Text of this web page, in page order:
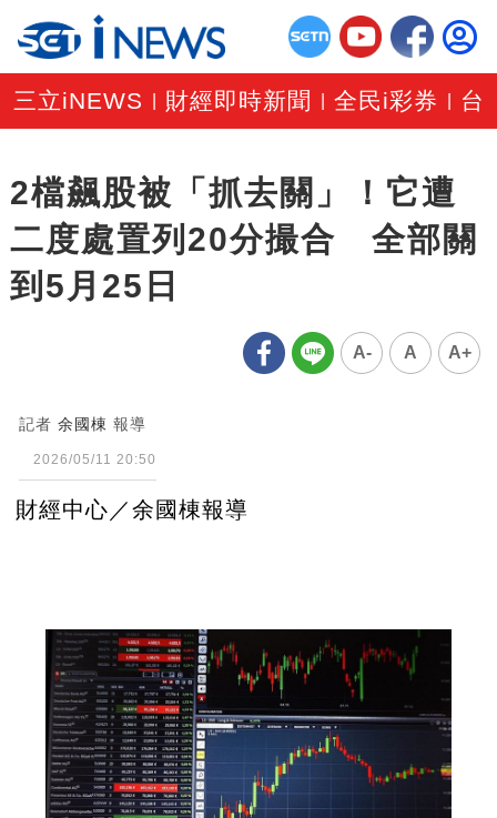
三立iNEWS 財經即時新聞 |全民i彩券 台
2檔飆股被「抓去關」！它遭
二度處置列20分撮合 全部關
到5月25日
A- A A+
記者 余國棟 報導
2026/05/11 20:50
財經中心／余國棟報導